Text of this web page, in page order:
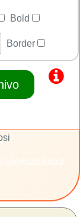
Bold
Border